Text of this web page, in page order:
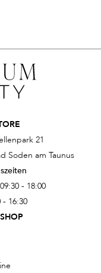
21
Soden am Taunus
09:30 - 18:00
- 16:30